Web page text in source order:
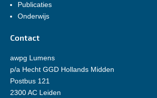
Publicaties
Onderwijs
Contact
awpg Lumens
p/a Hecht GGD Hollands Midden
Postbus 121
2300 AC Leiden